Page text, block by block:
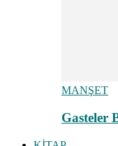
MANŞET
Gasteler